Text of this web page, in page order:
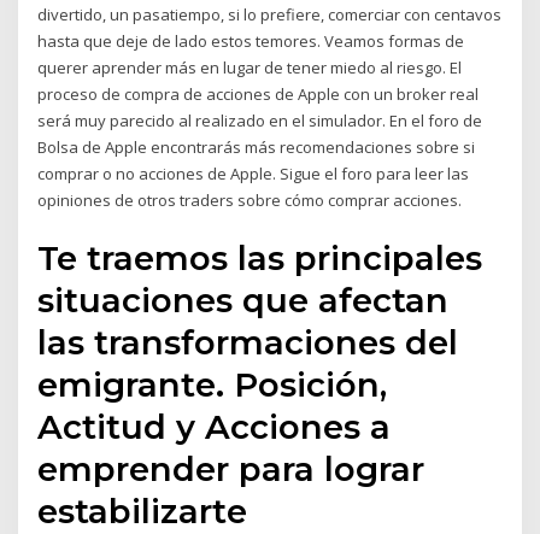
divertido, un pasatiempo, si lo prefiere, comerciar con centavos
hasta que deje de lado estos temores. Veamos formas de
querer aprender más en lugar de tener miedo al riesgo. El
proceso de compra de acciones de Apple con un broker real
será muy parecido al realizado en el simulador. En el foro de
Bolsa de Apple encontrarás más recomendaciones sobre si
comprar o no acciones de Apple. Sigue el foro para leer las
opiniones de otros traders sobre cómo comprar acciones.
Te traemos las principales
situaciones que afectan
las transformaciones del
emigrante. Posición,
Actitud y Acciones a
emprender para lograr
estabilizarte